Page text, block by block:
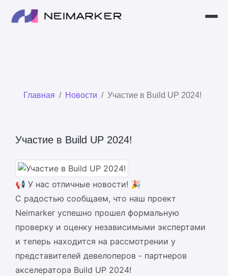
НОВОСТИ
КОНТАКТЫ
О КОМПАНИИ
МАГАЗИН
КОРЗИНА
ЛИЧНЫЙ КАБИНЕТ
Главная Новости Участие в Build UP 2024!
Участие в Build UP 2024!
📢 У нас отличные новости! 🎉
С радостью сообщаем, что наш проект
Neimarker успешно прошел формальную
проверку и оценку независимыми экспертами
и теперь находится на рассмотрении у
представителей девелоперов - партнеров
акселератора Build UP 2024!